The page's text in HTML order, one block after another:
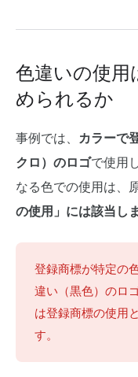
色違いの使用
められるか
事例では、 カラーで
クロ）のロゴで使用
なる色での使用は、
の使用」には該当し
登録商標が特定の
違い（黒色）のロ
は登録商標の使用
す。